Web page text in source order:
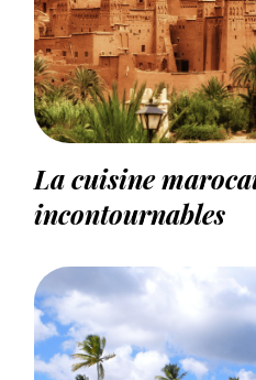
La cuisine
incontournables